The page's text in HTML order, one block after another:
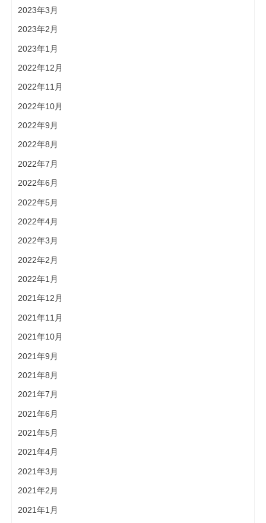
2023年3月
2023年2月
2023年1月
2022年12月
2022年11月
2022年10月
2022年9月
2022年8月
2022年7月
2022年6月
2022年5月
2022年4月
2022年3月
2022年2月
2022年1月
2021年12月
2021年11月
2021年10月
2021年9月
2021年8月
2021年7月
2021年6月
2021年5月
2021年4月
2021年3月
2021年2月
2021年1月